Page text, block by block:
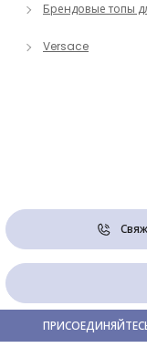
Брендовые топы
Versace